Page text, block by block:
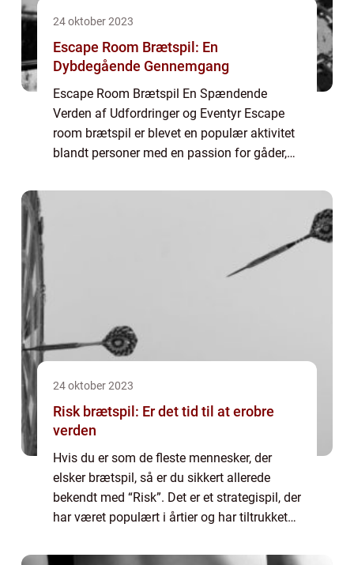
24 oktober 2023
Escape Room Brætspil: En
Dybdegående Gennemgang
Escape Room Brætspil En Spændende
Verden af Udfordringer og Eventyr Escape
room brætspil er blevet en populær aktivitet
blandt personer med en passion for gåder,
spillere mulighed for at opleve spændingen
24 oktober 2023
Risk brætspil: Er det tid til at erobre
verden
Hvis du er som de fleste mennesker, der
elsker brætspil, så er du sikkert allerede
bekendt med “Risk”. Det er et strategispil, der
har været populært i årtier og har tiltrukket
spil er ikke kun...